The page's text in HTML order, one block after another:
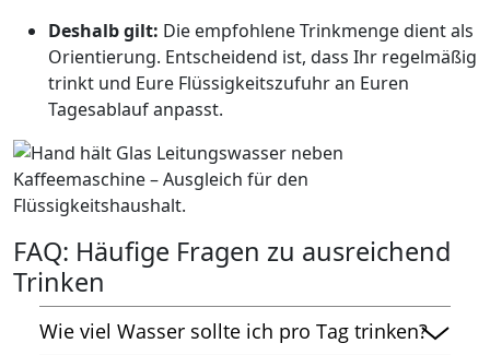
Deshalb gilt: Die empfohlene Trinkmenge dient als
Orientierung. Entscheidend ist, dass Ihr regelmäßig
trinkt und Eure Flüssigkeitszufuhr an Euren
Tagesablauf anpasst.
FAQ: Häufige Fragen zu ausreichend
Trinken
Wie viel Wasser sollte ich pro Tag trinken?